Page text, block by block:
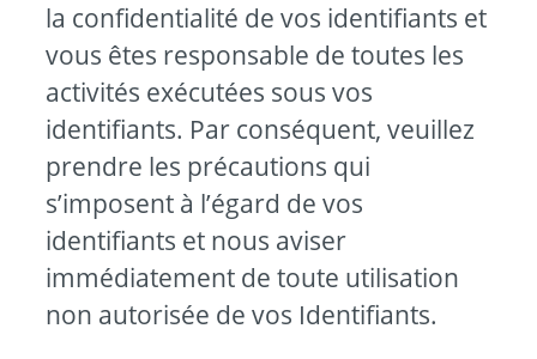
la confidentialité de vos identifiants et
vous êtes responsable de toutes les
activités exécutées sous vos
identifiants. Par conséquent, veuillez
prendre les précautions qui
s’imposent à l’égard de vos
identifiants et nous aviser
immédiatement de toute utilisation
non autorisée de vos Identifiants.